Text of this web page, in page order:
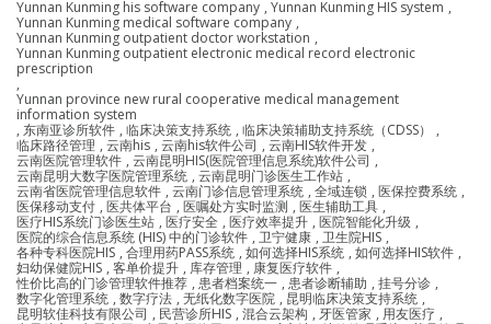
Yunnan Kunming his software company , Yunnan Kunming HIS system ,
Yunnan Kunming medical software company ,
Yunnan Kunming outpatient doctor workstation ,
Yunnan Kunming outpatient electronic medical record electronic
prescription
,
Yunnan province new rural cooperative medical management
information system
, 东南亚诊所软件 , 临床决策支持系统 , 临床决策辅助支持系统（CDSS）
,
临床路径管理 , 云南his , 云南his软件公司 , 云南HIS软件开发 ,
云南医院管理软件 , 云南昆明HIS(医院管理信息系统)软件公司 ,
云南昆明大数字医院管理系统 , 云南昆明门诊医生工作站 ,
云南省医院管理信息软件 , 云南门诊信息管理系统 , 全域连锁 , 医保控费系统 ,
医保移动支付 , 医共体平台 , 医嘱处方实时监测 , 医生辅助工具 ,
医疗HIS系统门诊医生站 , 医疗安全 , 医疗效率提升 , 医院智能化升级 ,
医院的综合信息系统 (HIS) 中的门诊软件 , 卫宁健康 , 卫生院HIS ,
各种专科医院HIS , 合理用药PASS系统 , 如何选择HIS系统 , 如何选择HIS软件 ,
妇幼保健院HIS , 客单价提升 , 库存管理 , 康复医疗软件 ,
性价比高的门诊管理软件推荐 , 患者档案统一 , 患者诊断辅助 , 挂号分诊 ,
数字化管理系统 , 数字疗法 , 无纸化数字医院 , 昆明临床决策支持系统 ,
昆明软佳科技有限公司 , 民营诊所HIS , 混合云架构 , 牙医管家 , 用友医疗 ,